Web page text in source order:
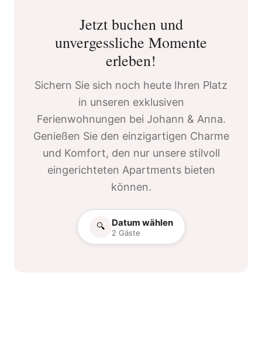
Jetzt buchen und
unvergessliche Momente
erleben!
Sichern Sie sich noch heute Ihren Platz
in unseren exklusiven
Ferienwohnungen bei Johann & Anna.
Genießen Sie den einzigartigen Charme
und Komfort, den nur unsere stilvoll
eingerichteten Apartments bieten
können.
🔍 Datum wählen
2 Gäste